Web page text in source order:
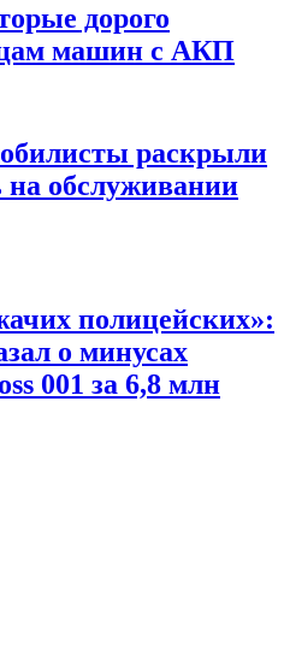
дорого
машин с АКП
раскрыли
на обслуживании
полицейских»:
о минусах
001 за 6,8 млн